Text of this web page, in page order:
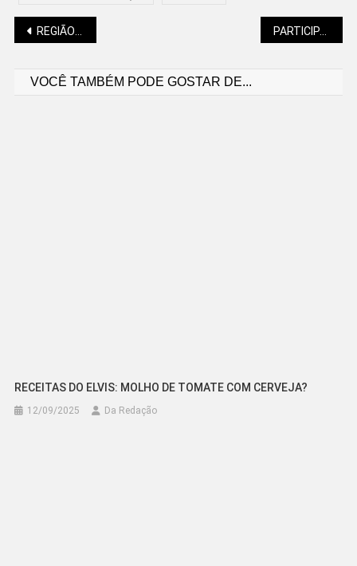
Navegação
REGIÃO TEM MAIS DE 260 VAGAS EM ABERTO VIA SINE
VOCÊ TAMBÉM PODE GOSTAR DE...
RECEITAS DO ELVIS: MOLHO DE TOMATE COM CERVEJA?
12/09/2025 Da Redação